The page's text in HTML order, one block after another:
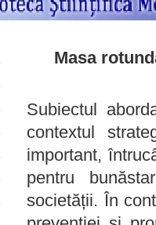
Masa
Subiectul
contextul
important,
pentru
societății. În